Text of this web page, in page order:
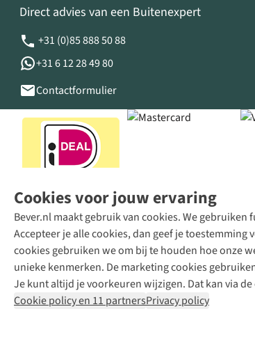
Cookies voor jouw ervaring
Bever.nl maakt gebruik van cookies. We
Accepteer je alle cookies, dan geef je
cookies gebruiken we om bij te houden hoe onze
unieke kenmerken. De marketing cookies
Je kunt altijd je voorkeuren wijzigen. Dat kan via
Cookie policy en 11 partnersPrivacy policy
Direct advies van een Buitenexpert
+31 (0)85 888 50 88
+31 6 12 28 49 80
Contactformulier